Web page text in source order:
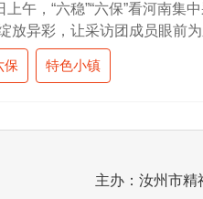
上午，“六稳”“六保”看河南集
放异彩，让采访团成员眼前
中，“汝窑为魁”，汝官窑瓷又
旅游产业
保 特色小镇
主办：汝州市精